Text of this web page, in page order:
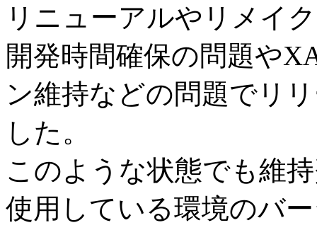
リニューアルやリメイ
開発時間確保の問題や
ン維持などの問題でリ
した。
このような状態でも維
使用している環境のバ